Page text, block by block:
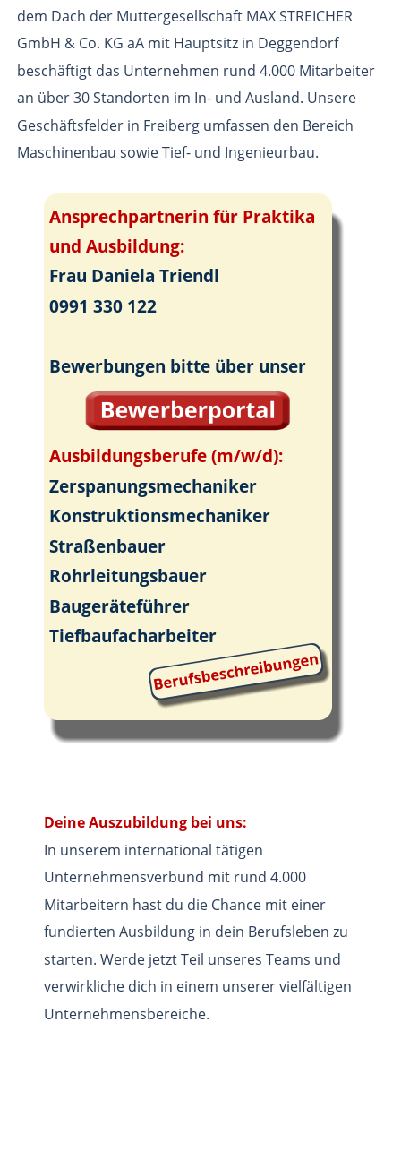
dem Dach der Muttergesellschaft MAX STREICHER
GmbH & Co. KG aA mit Hauptsitz in Deggendorf
beschäftigt das Unternehmen rund 4.000 Mitarbeiter
an über 30 Standorten im In- und Ausland. Unsere
Geschäftsfelder in Freiberg umfassen den Bereich
Maschinenbau sowie Tief- und Ingenieurbau.
Deine Auszubildung bei uns:
In unserem international tätigen
Unternehmensverbund mit rund 4.000
Mitarbeitern hast du die Chance mit einer
fundierten Ausbildung in dein Berufsleben zu
starten. Werde jetzt Teil unseres Teams und
verwirkliche dich in einem unserer vielfältigen
Unternehmensbereiche.
Ansprechpartnerin für Praktika
und Ausbildung:
Frau Daniela Triendl
0991 330 122
Bewerbungen bitte über unser
Ausbildungsberufe (m/w/d):
Zerspanungsmechaniker
Konstruktionsmechaniker
Straßenbauer
Rohrleitungsbauer
Baugeräteführer
Tiefbaufacharbeiter